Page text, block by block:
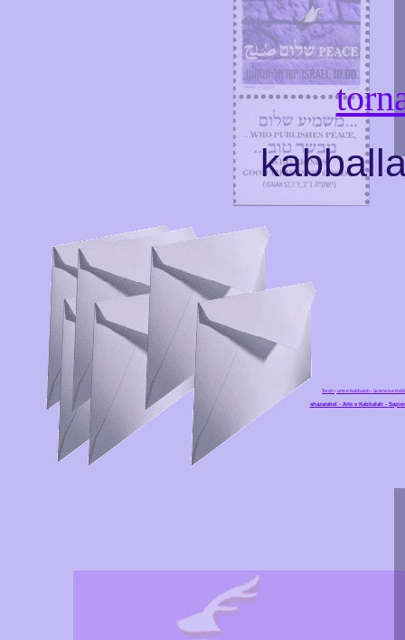
Torah-arte e Kabbalah- Scienza e
shazarahel - Arte e Kabbalah -